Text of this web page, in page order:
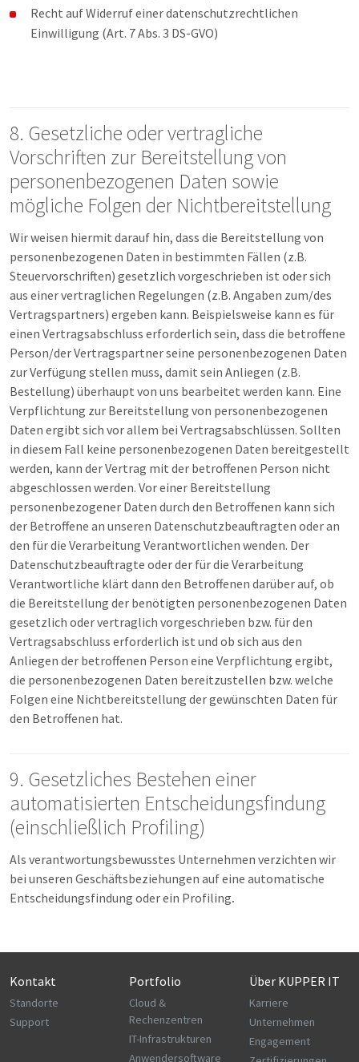
Recht auf Widerruf einer datenschutzrechtlichen
Einwilligung (Art. 7 Abs. 3 DS-GVO)
8. Gesetzliche oder vertragliche
Vorschriften zur Bereitstellung von
personenbezogenen Daten sowie
mögliche Folgen der Nichtbereitstellung
Wir weisen hiermit darauf hin, dass die Bereitstellung von
personenbezogenen Daten in bestimmten Fällen (z.B.
Steuervorschriften) gesetzlich vorgeschrieben ist oder sich
aus einer vertraglichen Regelungen (z.B. Angaben zum/des
Vertragspartners) ergeben kann. Beispielsweise kann es für
einen Vertragsabschluss erforderlich sein, dass die betroffene
Person/der Vertragspartner seine personenbezogenen Daten
zur Verfügung stellen muss, damit sein Anliegen (z.B.
Bestellung) überhaupt von uns bearbeitet werden kann. Eine
Verpflichtung zur Bereitstellung von personenbezogenen
Daten ergibt sich vor allem bei Vertragsabschlüssen. Sollten
in diesem Fall keine personenbezogenen Daten bereitgestellt
werden, kann der Vertrag mit der betroffenen Person nicht
abgeschlossen werden. Vor einer Bereitstellung
personenbezogener Daten durch den Betroffenen kann sich
der Betroffene an unseren Datenschutzbeauftragten oder an
den für die Verarbeitung Verantwortlichen wenden. Der
Datenschutzbeauftragte oder der für die Verarbeitung
Verantwortliche klärt dann den Betroffenen darüber auf, ob
die Bereitstellung der benötigten personenbezogenen Daten
gesetzlich oder vertraglich vorgeschrieben bzw. für den
Vertragsabschluss erforderlich ist und ob sich aus den
Anliegen der betroffenen Person eine Verpflichtung ergibt,
die personenbezogenen Daten bereitzustellen bzw. welche
Folgen eine Nichtbereitstellung der gewünschten Daten für
den Betroffenen hat.
9. Gesetzliches Bestehen einer
automatisierten Entscheidungsfindung
(einschließlich Profiling)
Als verantwortungsbewusstes Unternehmen verzichten wir
bei unseren Geschäftsbeziehungen auf eine automatische
Entscheidungsfindung oder ein Profiling.
Kontakt
Standorte
Support
Portfolio
Cloud &
Rechenzentren
IT-Infrastrukturen
Anwendersoftware
Über KUPPER IT
Karriere
Unternehmen
Engagement